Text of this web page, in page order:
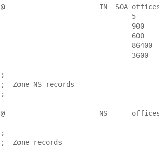
@                       IN  SOA
;
;  Zone NS records
;
@                       NS	officeserver.
;
;  Zone records